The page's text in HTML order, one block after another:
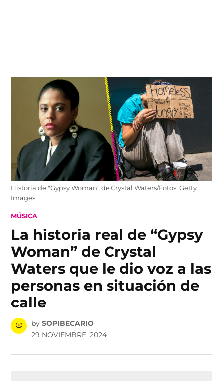
Historia de "Gypsy Woman" de Crystal Waters/Fotos: Getty
Images
POSTED
MÚSICA
La historia real de “Gypsy
Woman” de Crystal
Waters que le dio voz a las
personas en situación de
calle
by SOPIBECARIO
29 NOVIEMBRE, 2024